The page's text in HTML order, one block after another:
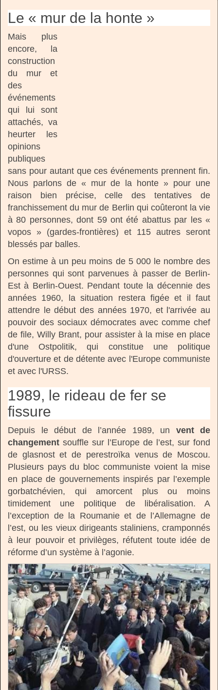
Le « mur de la honte »
Mais plus
encore, la
construction
du mur et
des
événements
qui lui sont
attachés, va
heurter les
opinions
publiques
sans pour autant que ces événements prennent fin.
Nous parlons de « mur de la honte » pour une
raison bien précise, celle des tentatives de
franchissement du mur de Berlin qui coûteront la vie
à 80 personnes, dont 59 ont été abattus par les «
vopos » (gardes-frontières) et 115 autres seront
blessés par balles.
On estime à un peu moins de 5 000 le nombre des
personnes qui sont parvenues à passer de Berlin-
Est à Berlin-Ouest. Pendant toute la décennie des
années 1960, la situation restera figée et il faut
attendre le début des années 1970, et l'arrivée au
pouvoir des sociaux démocrates avec comme chef
de file, Willy Brant, pour assister à la mise en place
d'une Ostpolitik, qui constitue une politique
d'ouverture et de détente avec l'Europe communiste
et avec l'URSS.
1989, le rideau de fer se
fissure
Depuis le début de l’année 1989, un vent de
changement souffle sur l’Europe de l’est, sur fond
de glasnost et de perestroïka venus de Moscou.
Plusieurs pays du bloc communiste voient la mise
en place de gouvernements inspirés par l’exemple
gorbatchévien, qui amorcent plus ou moins
timidement une politique de libéralisation. A
l’exception de la Roumanie et de l’Allemagne de
l’est, ou les vieux dirigeants staliniens, cramponnés
à leur pouvoir et privilèges, réfutent toute idée de
réforme d’un système à l’agonie.